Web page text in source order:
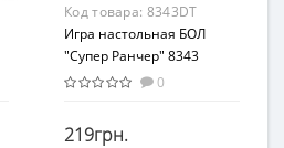
Код товара: 8343DT
Игра настольная БОЛ
"Супер Ранчер" 8343
0
219грн.